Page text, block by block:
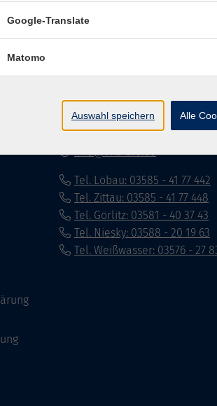
Poststraße 8
02708 Löbau
info@vhs-dle.de
Tel. Löbau: 03585 - 41 77 442
Tel. Zittau: 03585 - 41 77 448
Tel. Görlitz: 03581 - 40 37 43
Tel. Niesky: 03588 - 20 19 63
Tel. Weißwasser: 03576 - 27
Google-Translate
Matomo
Auswahl speichern Alle